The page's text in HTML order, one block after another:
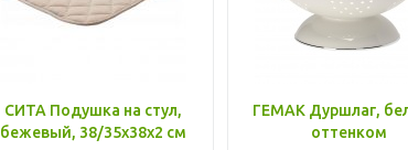
СИТА Подушка на стул,
бежевый, 38/35x38x2 см
ГЕМАК Дуршлаг,
оттенком